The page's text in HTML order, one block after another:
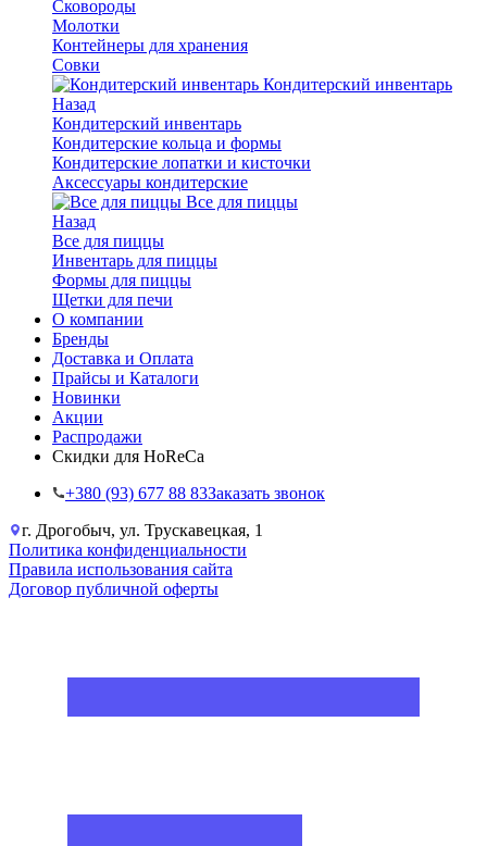
Сковороды
Молотки
Контейнеры для хранения
Совки
Кондитерский инвентарь
Назад
Кондитерский инвентарь
Кондитерские кольца и формы
Кондитерские лопатки и кисточки
Аксессуары кондитерские
Все для пиццы
Назад
Все для пиццы
Инвентарь для пиццы
Формы для пиццы
Щетки для печи
О компании
Бренды
Доставка и Оплата
Прайсы и Каталоги
Новинки
Акции
Распродажи
Скидки для HoReCa
+38‎0 (93) 677 88 83Заказать звонок
г. Дрогобыч, ул. Трускавецкая, 1
Политика конфиденциальности
Правила использования сайта
Договор публичной оферты